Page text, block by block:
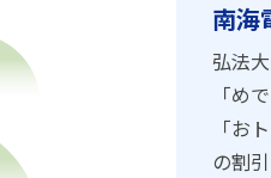
南海
弘法
「め
「お
の割